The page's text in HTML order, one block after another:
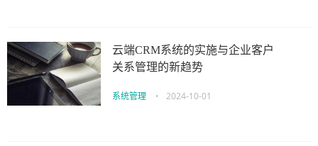
云端CRM系统的实施与企业客户
关系管理的新趋势
系统管理 • 2024-10-01